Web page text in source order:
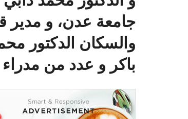
جامعة عدن، و مدير
والسكان الدكتور
باكر و عدد من مدراء